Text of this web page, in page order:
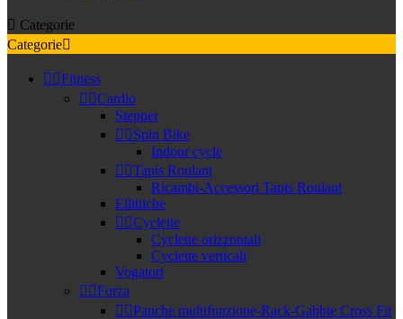
 Categorie
Categorie
 Fitness
 Cardio
Stepper
 Spin Bike
Indoor cycle
 Tapis Roulant
Ricambi-Accessori Tapis Roulant
Ellittiche
 Cyclette
Cyclette orizzontali
Cyclette verticali
Vogatori
 Forza
 Panche multifunzione-Rack-Gabbie Cross Fit